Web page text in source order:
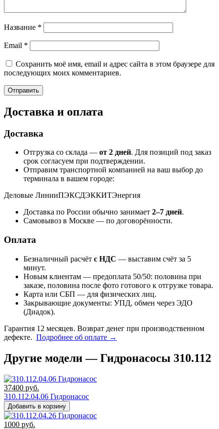
Название *
Email *
Сохранить моё имя, email и адрес сайта в этом браузере для
последующих моих комментариев.
Доставка и оплата
Доставка
Отгрузка со склада — от 2 дней. Для позиций под заказ
срок согласуем при подтверждении.
Отправим транспортной компанией на ваш выбор до
терминала в вашем городе:
Деловые ЛинииПЭКСДЭККИТЭнергия
Доставка по России обычно занимает 2–7 дней.
Самовывоз в Москве — по договорённости.
Оплата
Безналичный расчёт с НДС — выставим счёт за 5
минут.
Новым клиентам — предоплата 50/50: половина при
заказе, половина после фото готового к отгрузке товара.
Карта или СБП — для физических лиц.
Закрывающие документы: УПД, обмен через ЭДО
(Диадок).
Гарантия 12 месяцев. Возврат денег при производственном
дефекте. Подробнее об оплате →
Другие модели — Гидронасосы 310.112
37400 руб.
310.112.04.06 Гидронасос
Добавить в корзину
1000 руб.